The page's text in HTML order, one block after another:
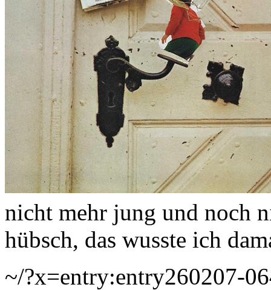
nicht mehr jung und noch
hübsch, das wusste ich
~/?x=entry:entry260207-